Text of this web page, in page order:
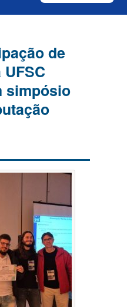
de
simpósio